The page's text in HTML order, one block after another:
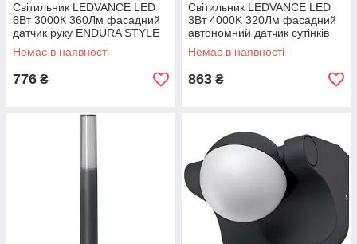
Світильник LEDVANCE LED
6Вт 3000К 360Лм фасадний
датчик руку ENDURA STYLE
срібло
Немає в наявності
776 ₴
Світильник LEDVANCE LED
3Вт 4000K 320Лм фасадний
автономний датчик сутінків
OORLED SOLAR орний
Немає в наявності
863 ₴